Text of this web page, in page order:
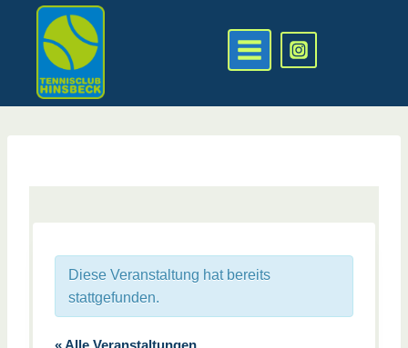
springen
Diese Veranstaltung hat bereits
stattgefunden.
« Alle Veranstaltungen